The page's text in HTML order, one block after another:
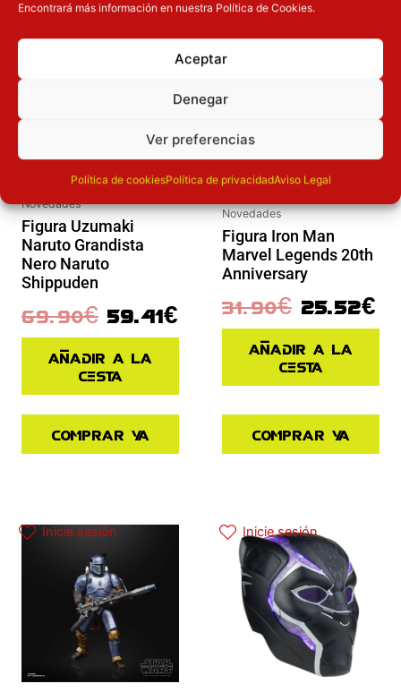
Encontrará más información en nuestra Política de Cookies.
Aceptar
Denegar
Ver preferencias
Política de cookiesPolítica de privacidadAviso Legal
Inicie sesión
Novedades
Figura Uzumaki
Naruto Grandista
Nero Naruto
Shippuden
69.90€
El precio original era: 69.90€.
59.41€
El precio actual es: 59.41€.
Añadir a la
cesta
Comprar ya
Inicie sesión
Novedades
Figura Iron Man
Marvel Legends 20th
Anniversary
31.90€
El precio original era: 31.90€.
25.52€
Añadir a la
cesta
Comprar ya
Inicie sesión Inicie sesión